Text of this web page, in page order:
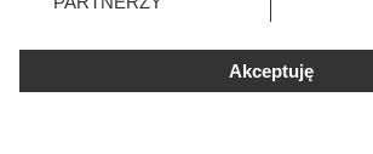
znajdujący się w lewym dolnym rogu
rodzaje przetwarzania danych nie
użytkownika, ale masz prawo sprzeciwić
przetwarzaniu. Preferencje będą miały
Akceptuję